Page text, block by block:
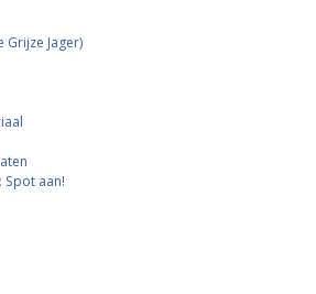
Grijze Jager)
Spot aan!